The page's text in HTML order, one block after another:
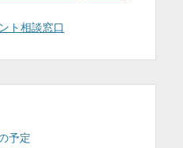
ト相談窓口
予定